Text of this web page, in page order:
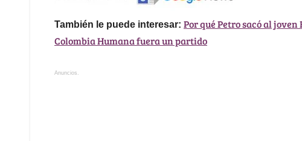
También le puede interesar: Por qué Petro sacó al
Colombia Humana fuera un partido
Anuncios.